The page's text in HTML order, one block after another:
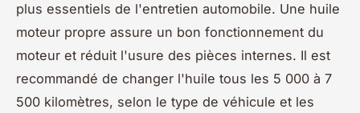
plus essentiels de l'entretien automobile. Une huile
moteur propre assure un bon fonctionnement du
moteur et réduit l'usure des pièces internes. Il est
recommandé de changer l'huile tous les 5 000 à 7
500 kilomètres, selon le type de véhicule et les